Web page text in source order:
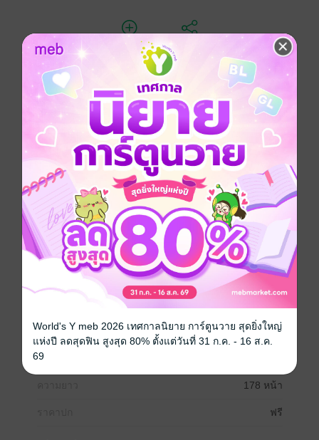
ติดตาม
เด็กและเยาวชนทุกคนล้วนเป็นทรัพยากรบุคคลที่สำคัญ
ของประเทศ การพัฒนาศักยภาพที่สำคัญของน้องๆ ต้อง
เริ่มจากการมีพลังใจเข้มแข็ง มีกระบวนการคิดอย่างเป็น
ระบบ มีความรู้ทักษะที่เหมาะสม รวมทั้งรู้วิธีการสร้างเป้า
หมายและผลักดันเป้าหมายให้เป็นจริง
พวกพี่ๆ จึงได้ร่วมจัดทำหนังสือเล่มเล่มนี้ขึ้น เพื่อส่งต่อ
ความรักและสานสร้างความฝันให้กับน้องๆ โดยเฉพาะ
น้องกลุ่มผู้พิการและด้อยโอกาส ให้ก้าวเดินไปข้างหน้า
อย่างมีคุณค่า มีความสุข และสร้างประโยชน์ให้กับคนรอบ
ตัวและสังคมต่อไป
พัฒนาตนเอง กำลังใจ ความสำเร็จ ความสุข
ประเภทไฟล์ pdf
วันที่วางขาย
178 หน้า
ฟรี
World's Y meb 2026 เทศกาลนิยาย การ์ตูนวาย สุดยิ่งใหญ่
แห่งปี ลดสุดฟิน สูงสุด 80% ตั้งแต่วันที่ 31 ก.ค. - 16 ส.ค.
69